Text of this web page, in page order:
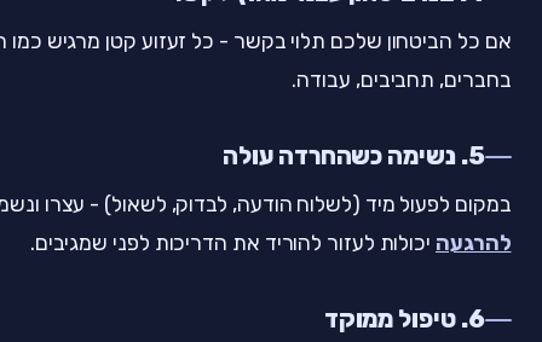
אם כל הביטחון שלכם תלוי בקשר - כל זעזוע קטן מרגיש
בחברים, תחביבים, עבודה.
5. נשימה כשהחרדה עולה
במקום לפעול מיד (לשלוח הודעה, לבדוק, לשאול) - עצרו
להרגעה יכולות לעזור להוריד את הדריכות לפני שמגיבים.
6. טיפול ממוקד